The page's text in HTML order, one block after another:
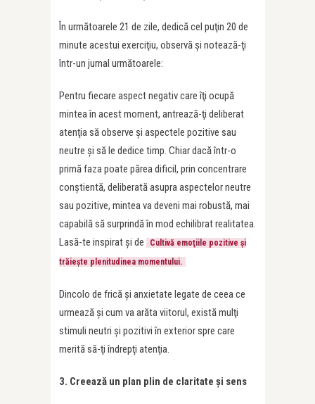
În următoarele 21 de zile, dedică cel puţin 20 de
minute acestui exerciţiu, observă şi notează-ţi
într-un jurnal următoarele:
Pentru fiecare aspect negativ care îţi ocupă
mintea în acest moment, antrează-ţi deliberat
atenţia să observe şi aspectele pozitive sau
neutre şi să le dedice timp. Chiar dacă într-o
primă faza poate părea dificil, prin concentrare
conştientă, deliberată asupra aspectelor neutre
sau pozitive, mintea va deveni mai robustă, mai
capabilă să surprindă în mod echilibrat realitatea.
Lasă-te inspirat şi de
Cultivă emoţiile pozitive şi
trăieşte plenitudinea momentului.
Dincolo de frică şi anxietate legate de ceea ce
urmează şi cum va arăta viitorul, există mulţi
stimuli neutri şi pozitivi în exterior spre care
merită să-ţi îndrepţi atenţia.
3. Creează un plan plin de claritate şi sens